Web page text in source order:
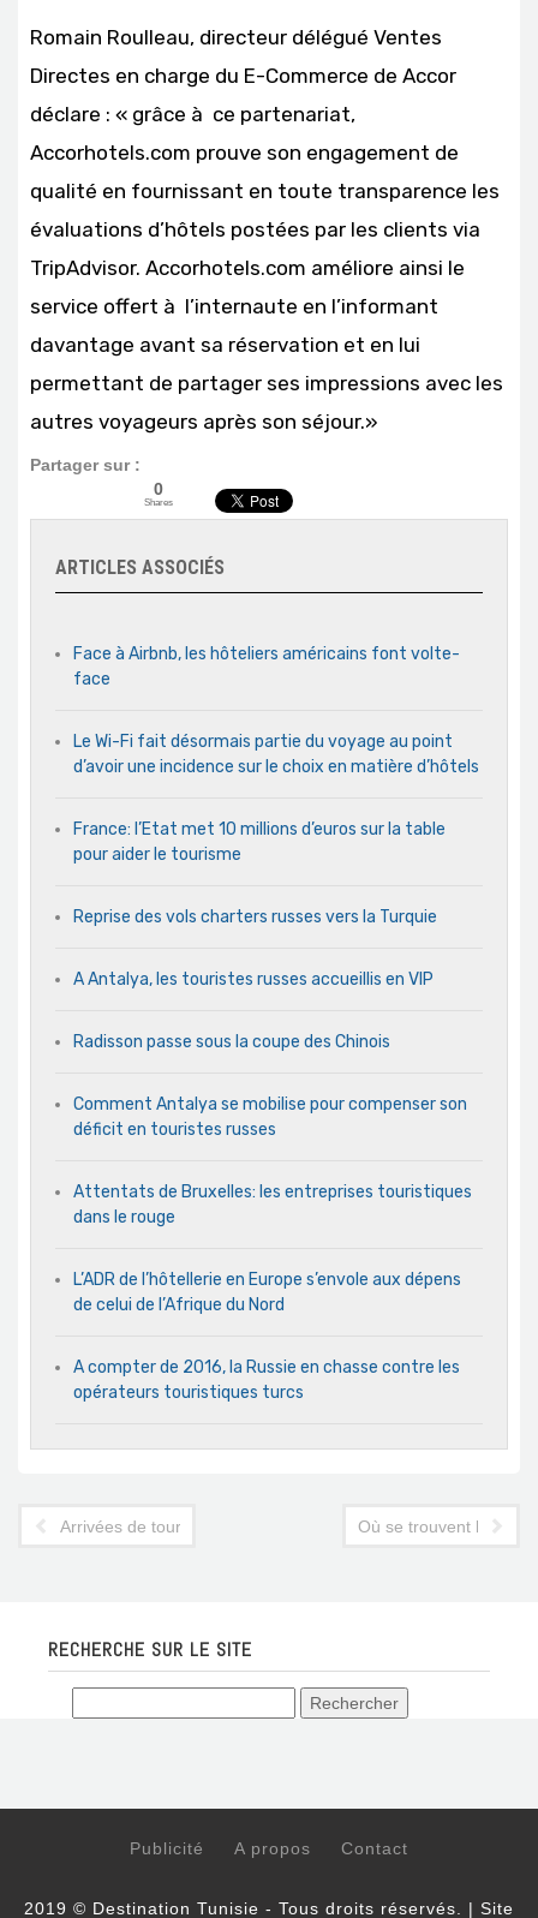
Romain Roulleau, directeur délégué Ventes
Directes en charge du E-Commerce de Accor
déclare : « grâce à ce partenariat,
Accorhotels.com prouve son engagement de
qualité en fournissant en toute transparence les
évaluations d’hôtels postées par les clients via
TripAdvisor. Accorhotels.com améliore ainsi le
service offert à l’internaute en l’informant
davantage avant sa réservation et en lui
permettant de partager ses impressions avec les
autres voyageurs après son séjour.»
Partager sur :
0
Shares
ARTICLES ASSOCIÉS
Face à Airbnb, les hôteliers américains font volte-
face
Le Wi-Fi fait désormais partie du voyage au point
d’avoir une incidence sur le choix en matière d’hôtels
France: l’Etat met 10 millions d’euros sur la table
pour aider le tourisme
Reprise des vols charters russes vers la Turquie
A Antalya, les touristes russes accueillis en VIP
Radisson passe sous la coupe des Chinois
Comment Antalya se mobilise pour compenser son
déficit en touristes russes
Attentats de Bruxelles: les entreprises touristiques
dans le rouge
L’ADR de l’hôtellerie en Europe s’envole aux dépens
de celui de l’Afrique du Nord
A compter de 2016, la Russie en chasse contre les
opérateurs touristiques turcs
Arrivées de touristes internationaux : retour à la normale
Où se trouvent les
RECHERCHE SUR LE SITE
Publicité A propos Contact
2019 © Destination Tunisie - Tous droits réservés. | Site